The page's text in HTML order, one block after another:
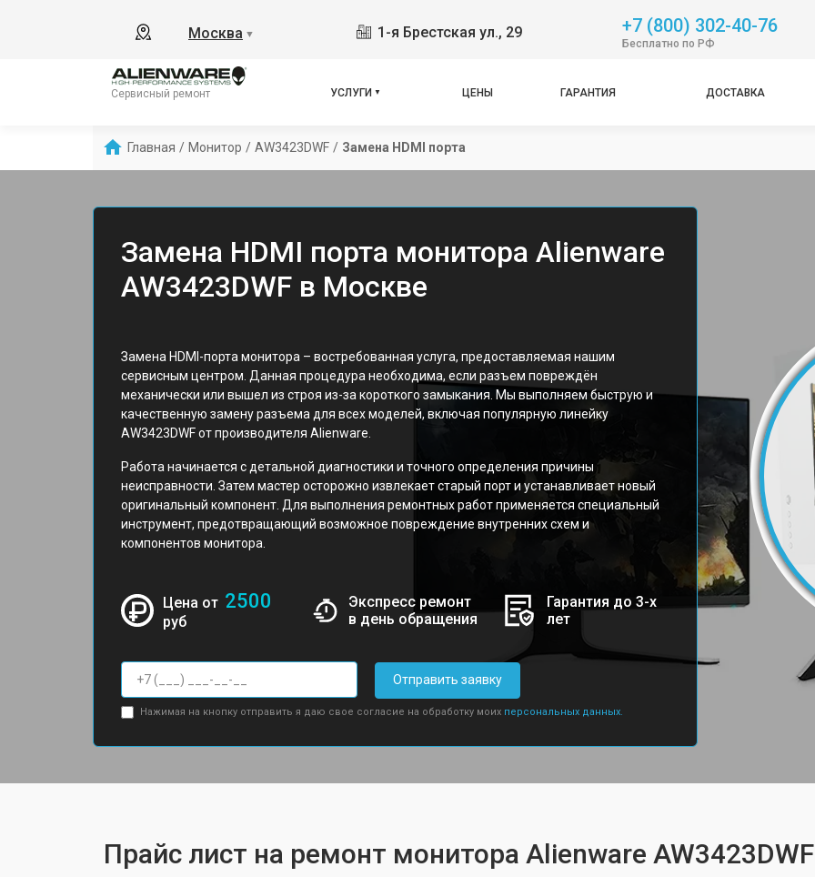
Москва ▼ 1-я Брестская ул., 29 +7 (800) 302-40-76
Бесплатно по РФ
Сервисный ремонт УСЛУГИ ЦЕНЫ ГАРАНТИЯ ДОСТАВКА
Главная / Монитор / AW3423DWF / Замена HDMI порта
Замена HDMI порта монитора Alienware
AW3423DWF в Москве
Замена HDMI-порта монитора – востребованная услуга, предоставляемая нашим
сервисным центром. Данная процедура необходима, если разъем повреждён
механически или вышел из строя из-за короткого замыкания. Мы выполняем быструю и
качественную замену разъема для всех моделей, включая популярную линейку
AW3423DWF от производителя Alienware.
Работа начинается с детальной диагностики и точного определения причины
неисправности. Затем мастер осторожно извлекает старый порт и устанавливает новый
оригинальный компонент. Для выполнения ремонтных работ применяется специальный
инструмент, предотвращающий возможное повреждение внутренних схем и
компонентов монитора.
Цена от 2500
руб
Экспресс ремонт
в день обращения
Гарантия до 3-х
лет
Отправить заявку
Нажимая на кнопку отправить я даю свое согласие на обработку моих персональных данных.
Прайс лист на ремонт монитора Alienware AW3423DWF